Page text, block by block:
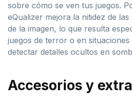
sobre cómo se ven tus juegos.
eQualizer mejora la nitidez de
de la imagen, lo que resulta
juegos de terror o en situaciones
detectar detalles ocultos en
Accesorios y